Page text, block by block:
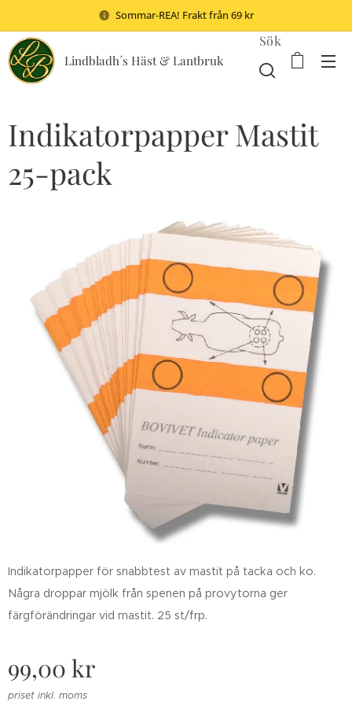
Sommar-REA! Frakt från 69 kr
Lindbladh´s Häst & Lantbruk
Sök
Indikatorpapper Mastit
25-pack
Indikatorpapper för snabbtest av mastit på tacka och ko.
Några droppar mjölk från spenen på provytorna ger
färgförändringar vid mastit. 25 st/frp.
99,00 kr
priset inkl. moms